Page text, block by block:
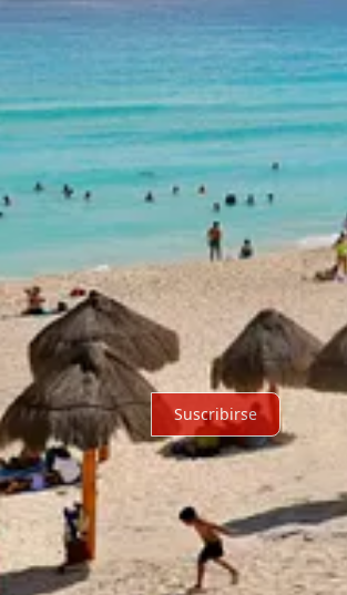
post
Debates
adelante.
Suscribirse
Roo·Privacidad∙Términos∙Aviso de
de la gran cultura